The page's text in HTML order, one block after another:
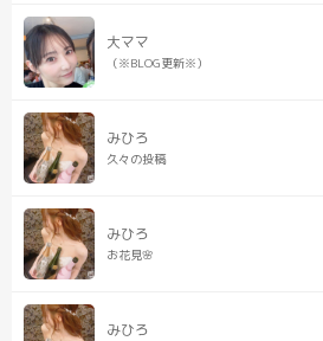
大ママ
（※BLOG更新※）
みひろ
久々の投稿
みひろ
お花見🌸
みひろ